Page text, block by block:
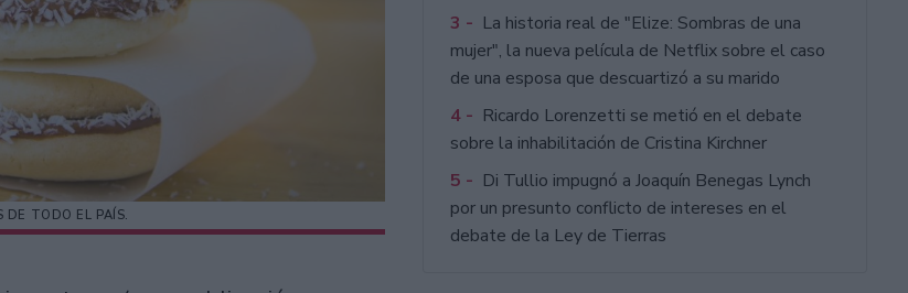
DE TODO EL PAÍS.
3 - La historia real de "Elize: Sombras de una
mujer", la nueva película de Netflix sobre el caso
de una esposa que descuartizó a su marido
4 - Ricardo Lorenzetti se metió en el debate
sobre la inhabilitación de Cristina Kirchner
5 - Di Tullio impugnó a Joaquín Benegas Lynch
por un presunto conflicto de intereses en el
debate de la Ley de Tierras